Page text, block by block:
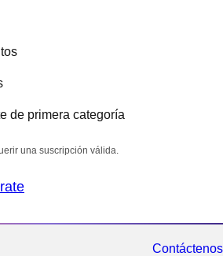
de primera categoría
una suscripción válida.
Contáctenos